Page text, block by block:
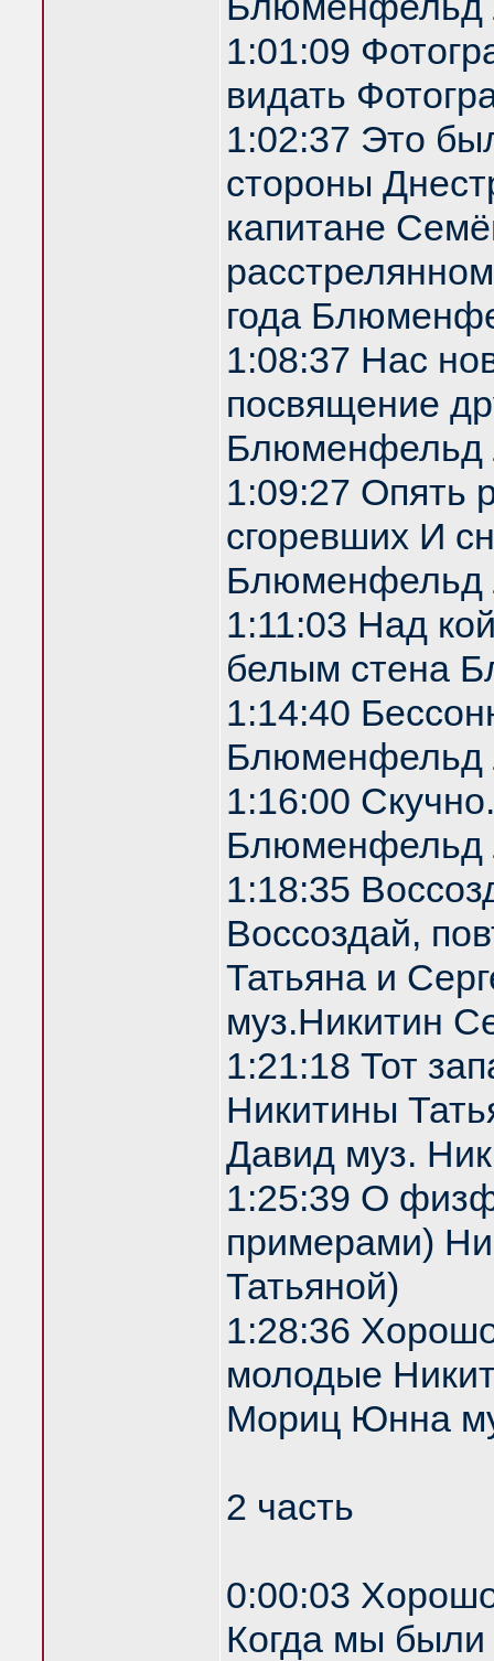
1:01:09
видать
1:02:37 Это
стороны
капитане
года
1:08:37 Нас
посвящение
Блюменфельд
1:09:27 Опять
сгоревших И
Блюменфельд
1:11:03 Над
белым стена
1:14:40
Блюменфельд
1:16:00
Блюменфельд
1:18:35
Воссоздай,
Татьяна и
муз.Никитин
1:21:18 Тот
Никитины
Давид муз.
1:25:39 О
примерами)
Татьяной)
1:28:36
молодые
Мориц Юнна
2 часть
0:00:03
Когда мы